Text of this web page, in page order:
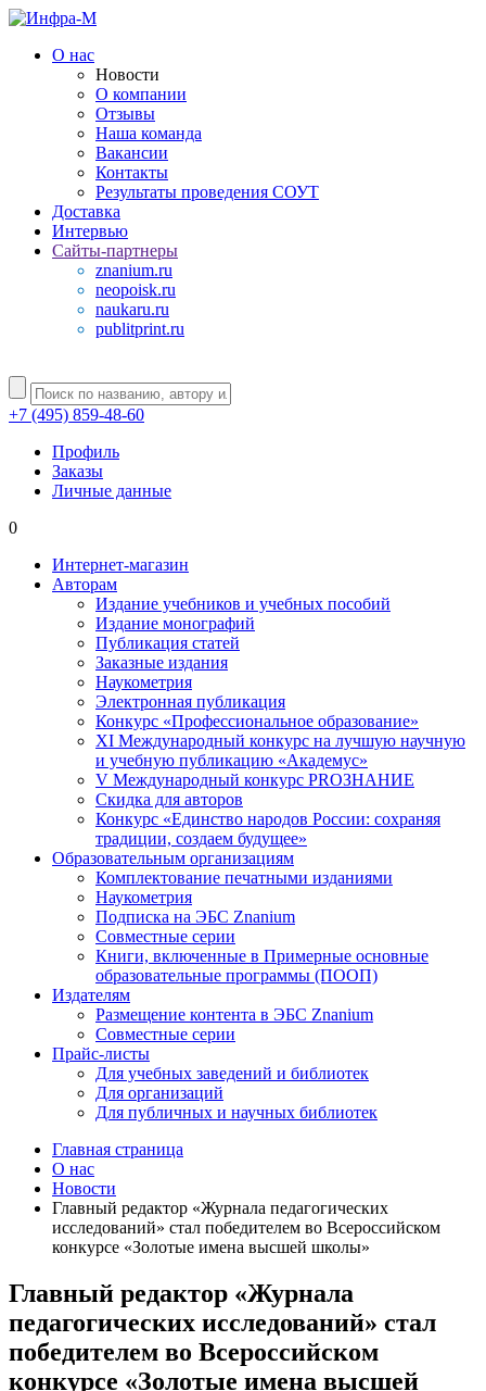
О нас
Новости
О компании
Отзывы
Наша команда
Вакансии
Контакты
Результаты проведения СОУТ
Доставка
Интервью
Сайты-партнеры
znanium.ru
neopoisk.ru
naukaru.ru
publitprint.ru
+7 (495) 859-48-60
Профиль
Заказы
Личные данные
0
Интернет-магазин
Авторам
Издание учебников и учебных пособий
Издание монографий
Публикация статей
Заказные издания
Наукометрия
Электронная публикация
Конкурс «Профессиональное образование»
XI Международный конкурс на лучшую научную
и учебную публикацию «Академус»
V Международный конкурс PROЗНАНИЕ
Скидка для авторов
Конкурс «Единство народов России: сохраняя
традиции, создаем будущее»
Образовательным организациям
Комплектование печатными изданиями
Наукометрия
Подписка на ЭБС Znanium
Совместные серии
Книги, включенные в Примерные основные
образовательные программы (ПООП)
Издателям
Размещение контента в ЭБС Znanium
Совместные серии
Прайс-листы
Для учебных заведений и библиотек
Для организаций
Для публичных и научных библиотек
Главная страница
О нас
Новости
Главный редактор «Журнала педагогических
исследований» стал победителем во Всероссийском
конкурсе «Золотые имена высшей школы»
Главный редактор «Журнала
педагогических исследований» стал
победителем во Всероссийском
конкурсе «Золотые имена высшей